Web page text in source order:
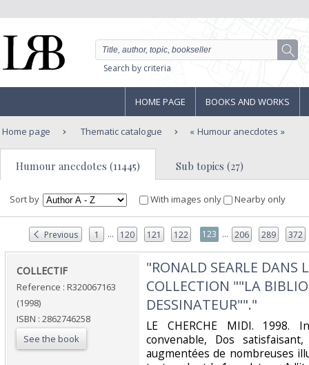
Search by criteria
HOME PAGE BOOKS AND WORKS
Home page Thematic catalogue Humour anecdotes
Humour anecdotes (11445) Sub topics (27)
Sort by With images only Nearby only
Previous 1 ... 120 121 122 123 ... 206 289 372
‎COLLECTIF‎
Reference : R320067163
(1998)
ISBN : 2862746258
See the book
‎"RONALD SEARLE DANS
COLLECTION ""LA
DESSINATEUR""."‎
‎LE CHERCHE MIDI. 1998.
convenable, Dos
augmentées de nombreuses